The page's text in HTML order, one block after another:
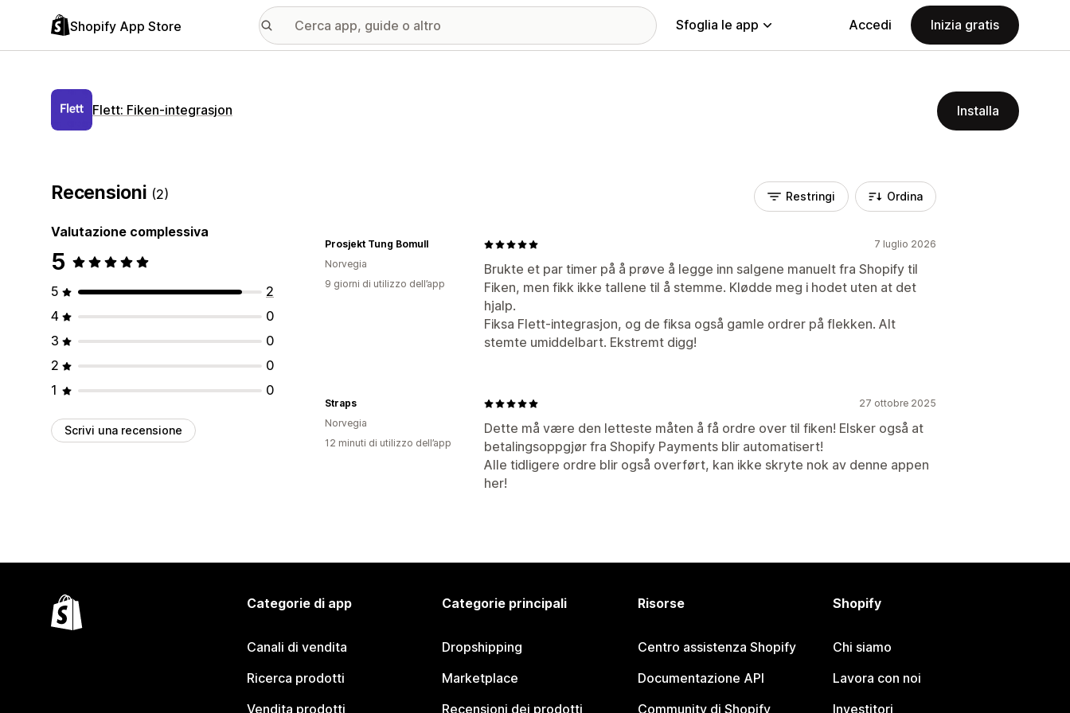
Shopify App Store Sfoglia le app Accedi Inizia gratis
Flett: Fiken‑integrasjon Installa
Recensioni (2)
Valutazione complessiva
5
5
2
4
0
3
0
2
0
1
0
Scrivi una recensione
Restringi Ordina
7 luglio 2026
Brukte et par timer på å prøve å legge inn salgene manuelt fra Shopify til
Fiken, men fikk ikke tallene til å stemme. Klødde meg i hodet uten at det
hjalp.
Fiksa Flett-integrasjon, og de fiksa også gamle ordrer på flekken. Alt
stemte umiddelbart. Ekstremt digg!
Prosjekt Tung Bomull
Norvegia
9 giorni di utilizzo dell’app
27 ottobre 2025
Dette må være den letteste måten å få ordre over til fiken! Elsker også at
betalingsoppgjør fra Shopify Payments blir automatisert!
Alle tidligere ordre blir også overført, kan ikke skryte nok av denne appen
her!
Straps
Norvegia
12 minuti di utilizzo dell’app
Categorie di app
Canali di vendita
Ricerca prodotti
Vendita prodotti
Categorie principali
Dropshipping
Marketplace
Recensioni dei prodotti
Risorse
Centro assistenza Shopify
Documentazione API
Community di Shopify
Shopify
Chi siamo
Lavora con noi
Investitori